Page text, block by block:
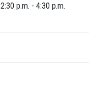
2:30 p.m. - 4:30 p.m.